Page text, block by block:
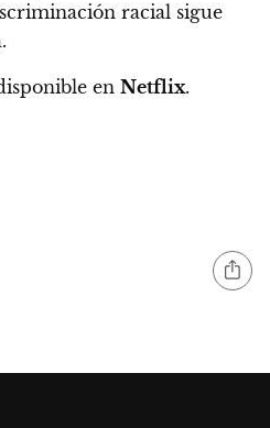
racial sigue
en Netflix.